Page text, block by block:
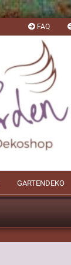
FAQ
GARTENDEKO